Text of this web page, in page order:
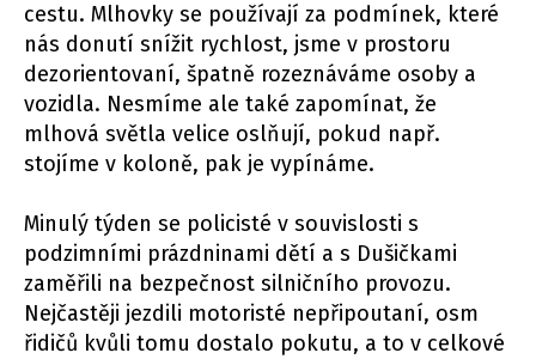
cestu. Mlhovky se používají za podmínek, které
nás donutí snížit rychlost, jsme v prostoru
dezorientovaní, špatně rozeznáváme osoby a
vozidla. Nesmíme ale také zapomínat, že
mlhová světla velice oslňují, pokud např.
stojíme v koloně, pak je vypínáme.
Minulý týden se policisté v souvislosti s
podzimními prázdninami dětí a s Dušičkami
zaměřili na bezpečnost silničního provozu.
Nejčastěji jezdili motoristé nepřipoutaní, osm
řidičů kvůli tomu dostalo pokutu, a to v celkové